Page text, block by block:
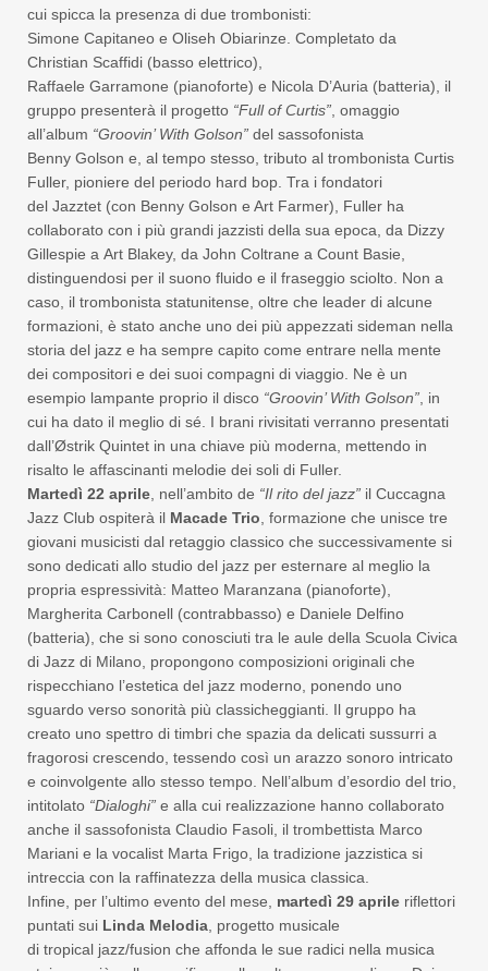
cui spicca la presenza di due trombonisti:
Simone Capitaneo e Oliseh Obiarinze. Completato da
Christian Scaffidi (basso elettrico),
Raffaele Garramone (pianoforte) e Nicola D’Auria (batteria), il
gruppo presenterà il progetto “Full of Curtis” , omaggio
all’album “Groovin’ With Golson” del sassofonista
Benny Golson e, al tempo stesso, tributo al trombonista Curtis
Fuller, pioniere del periodo hard bop. Tra i fondatori
del Jazztet (con Benny Golson e Art Farmer), Fuller ha
collaborato con i più grandi jazzisti della sua epoca, da Dizzy
Gillespie a Art Blakey, da John Coltrane a Count Basie,
distinguendosi per il suono fluido e il fraseggio sciolto. Non a
caso, il trombonista statunitense, oltre che leader di alcune
formazioni, è stato anche uno dei più appezzati sideman nella
storia del jazz e ha sempre capito come entrare nella mente
dei compositori e dei suoi compagni di viaggio. Ne è un
esempio lampante proprio il disco “Groovin’ With Golson” , in
cui ha dato il meglio di sé. I brani rivisitati verranno presentati
dall’Østrik Quintet in una chiave più moderna, mettendo in
risalto le affascinanti melodie dei soli di Fuller.
Martedì 22 aprile , nell’ambito de “Il rito del jazz” il Cuccagna
Jazz Club ospiterà il Macade Trio , formazione che unisce tre
giovani musicisti dal retaggio classico che successivamente si
sono dedicati allo studio del jazz per esternare al meglio la
propria espressività: Matteo Maranzana (pianoforte),
Margherita Carbonell (contrabbasso) e Daniele Delfino
(batteria), che si sono conosciuti tra le aule della Scuola Civica
di Jazz di Milano, propongono composizioni originali che
rispecchiano l’estetica del jazz moderno, ponendo uno
sguardo verso sonorità più classicheggianti. Il gruppo ha
creato uno spettro di timbri che spazia da delicati sussurri a
fragorosi crescendo, tessendo così un arazzo sonoro intricato
e coinvolgente allo stesso tempo. Nell’album d’esordio del trio,
intitolato “Dialoghi” e alla cui realizzazione hanno collaborato
anche il sassofonista Claudio Fasoli, il trombettista Marco
Mariani e la vocalist Marta Frigo, la tradizione jazzistica si
intreccia con la raffinatezza della musica classica.
Infine, per l’ultimo evento del mese, martedì 29 aprile riflettori
puntati sui Linda Melodia , progetto musicale
di tropical jazz/fusion che affonda le sue radici nella musica